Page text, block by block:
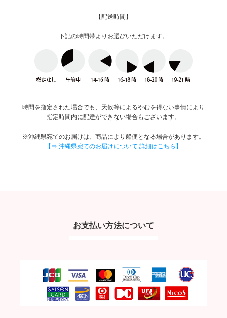
【配送時間】
下記の時間帯よりお選びいただけます。
時間を指定された場合でも、天候等によるやむを得ない事情により
指定時間内に配達ができない場合もございます。
※沖縄県宛てのお届けは、商品により船便となる場合があります。
【⇒ 沖縄県宛てのお届けについて 詳細はこちら】
お支払い方法について